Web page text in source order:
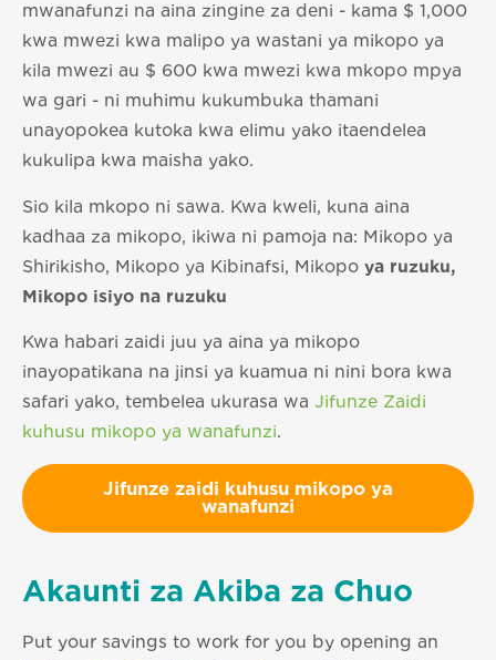
mwanafunzi na aina zingine za deni - kama $ 1,000
kwa mwezi kwa malipo ya wastani ya mikopo ya
kila mwezi au $ 600 kwa mwezi kwa mkopo mpya
wa gari - ni muhimu kukumbuka thamani
unayopokea kutoka kwa elimu yako itaendelea
kukulipa kwa maisha yako.
Sio kila mkopo ni sawa. Kwa kweli, kuna aina
kadhaa za mikopo, ikiwa ni pamoja na: Mikopo ya
Shirikisho, Mikopo ya Kibinafsi, Mikopo ya ruzuku,
Mikopo isiyo na ruzuku
Kwa habari zaidi juu ya aina ya mikopo
inayopatikana na jinsi ya kuamua ni nini bora kwa
safari yako, tembelea ukurasa wa Jifunze Zaidi
kuhusu mikopo ya wanafunzi.
Jifunze zaidi kuhusu mikopo ya
wanafunzi
Akaunti za Akiba za Chuo
Put your savings to work for you by opening an